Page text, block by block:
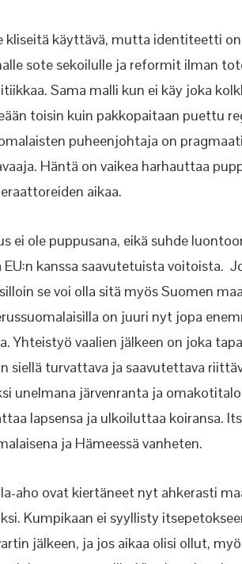
kliseitä käyttävä, mutta identiteetti
sote sekoilulle ja reformit ilman
Sama malli kun ei käy joka
toisin kuin pakkopaitaan puettu
puheenjohtaja on
Häntä on vaikea harhauttaa
aikaa.
ei ole puppusana, eikä suhde
kanssa saavutetuista voitoista.
se voi olla sitä myös Suomen
on juuri nyt jopa
Yhteistyö vaalien jälkeen on joka
siellä turvattava ja saavutettava
unelmana järvenranta ja
lapsensa ja ulkoiluttaa koiransa.
ja Hämeessä vanheten.
aho ovat kiertäneet nyt ahkerasti
Kumpikaan ei syyllisty
jälkeen, ja jos aikaa olisi ollut,